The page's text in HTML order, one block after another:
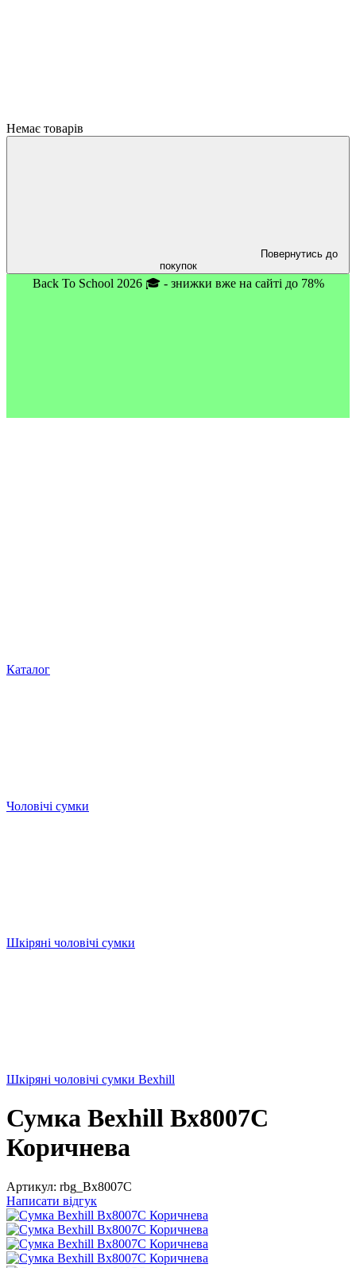
Немає товарів
Повернутись до
покупок
Back To School 2026 🎓 - знижки вже на сайті до 78%
Каталог
Чоловічі сумки
Шкіряні чоловічі сумки
Шкіряні чоловічі сумки Bexhill
Сумка Bexhill Bx8007C
Коричнева
Артикул: rbg_Bx8007C
Написати відгук